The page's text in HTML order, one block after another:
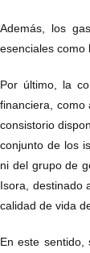
Además, los
esenciales como
Por último, la
financiera, como
consistorio
conjunto de los
ni del grupo de
Isora, destinado
calidad de vida
En este